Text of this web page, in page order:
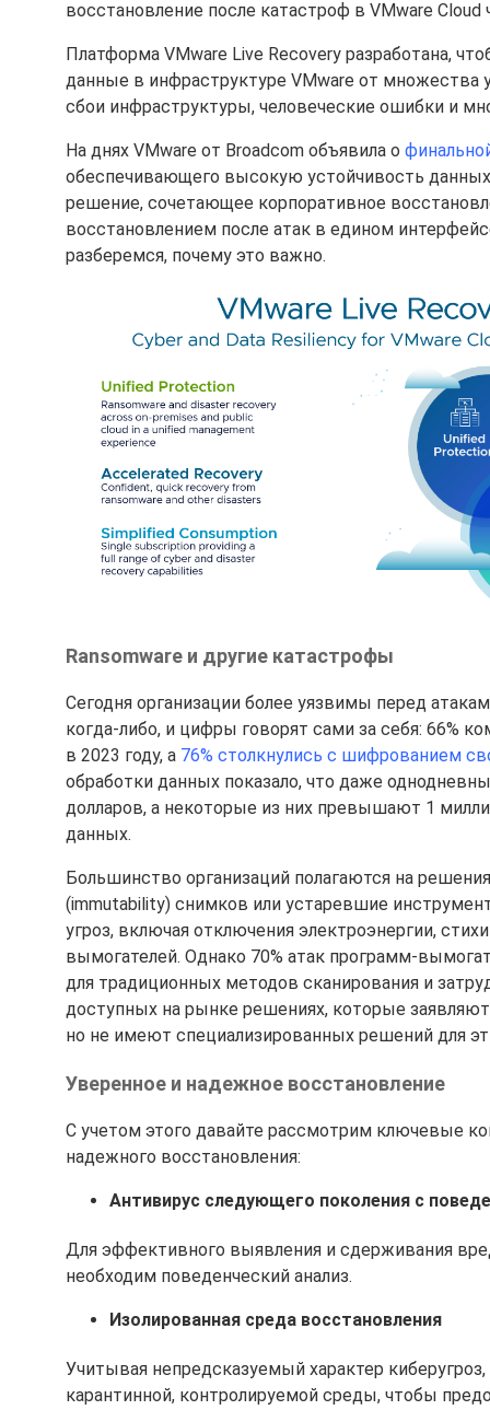
восстановление после катастроф в VMware
Платформа VMware Live Recovery разработана,
данные в инфраструктуре VMware от множества
сбои инфраструктуры, человеческие ошибки и
На днях VMware от Broadcom объявила о
обеспечивающего высокую устойчивость данных
решение, сочетающее корпоративное
восстановлением после атак в едином
разберемся, почему это важно.
Ransomware и другие катастрофы
Сегодня организации более уязвимы перед
когда-либо, и цифры говорят сами за себя: 66%
в 2023 году, а 76% столкнулись с шифрованием
обработки данных показало, что даже
долларов, а некоторые из них превышают 1
данных.
Большинство организаций полагаются на
(immutability) снимков или устаревшие
угроз, включая отключения электроэнергии,
вымогателей. Однако 70% атак программ-
для традиционных методов сканирования и
доступных на рынке решениях, которые
но не имеют специализированных решений для
Уверенное и надежное восстановление
С учетом этого давайте рассмотрим ключевые
надежного восстановления:
Антивирус следующего поколения с
Для эффективного выявления и сдерживания
необходим поведенческий анализ.
Изолированная среда восстановления
Учитывая непредсказуемый характер
карантинной, контролируемой среды, чтобы